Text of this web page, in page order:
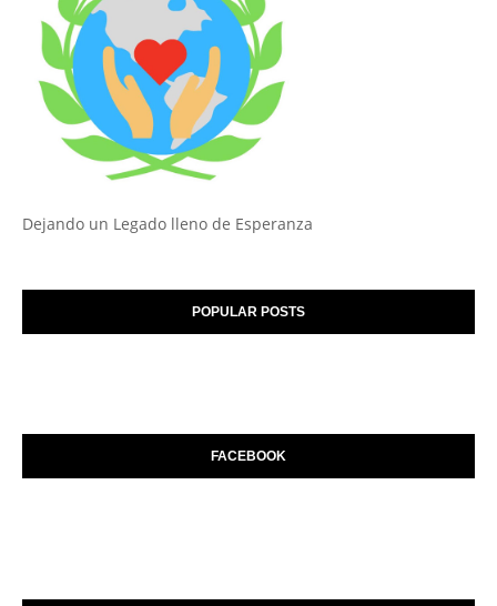
Dejando un Legado lleno de Esperanza
POPULAR POSTS
FACEBOOK